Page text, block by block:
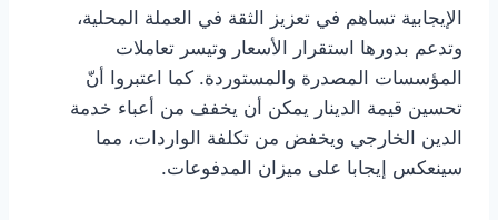
الإيجابية تساهم في تعزيز الثقة في العملة المحلية،
وتدعم بدورها استقرار الأسعار وتيسر تعاملات
المؤسسات المصدرة والمستوردة. كما اعتبروا أنّ
تحسين قيمة الدينار يمكن أن يخفف من أعباء خدمة
الدين الخارجي ويخفض من تكلفة الواردات، مما
سينعكس إيجابا على ميزان المدفوعات.